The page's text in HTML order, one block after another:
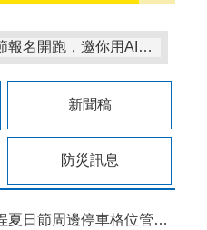
2026臺北生成藝術節報名開跑，邀你用AI創作臺北！
臺北市第92次酒（毒）駕及拒測累犯名單公布30名 吳泓達毒駕累犯4次、張明正酒駕累犯4次最多
中線再左轉
得見您 您看得見我
新聞稿
防災訊息
節周邊停車格位管制公告